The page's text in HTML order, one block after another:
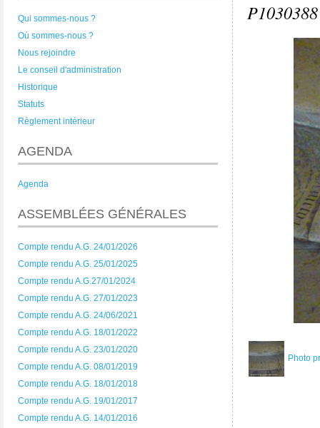
Qui sommes-nous ?
Où sommes-nous ?
Nous rejoindre
Le conseil d'administration
Historique
Statuts
Règlement intérieur
AGENDA
Agenda
ASSEMBLÉES GÉNÉRALES
Compte rendu A.G. 24/01/2026
Compte rendu A.G. 25/01/2025
Compte rendu A.G.27/01/2024
Compte rendu A.G. 27/01/2023
Compte rendu A.G. 24/06/2021
Compte rendu A.G. 18/01/2022
Compte rendu A.G. 23/01/2020
Compte rendu A.G. 08/01/2019
Compte rendu A.G. 18/01/2018
Compte rendu A.G. 19/01/2017
Compte rendu A.G. 14/01/2016
P1030388
Photo